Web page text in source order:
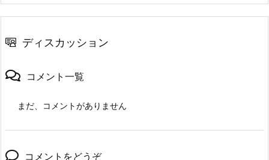
ディスカッション
コメント一覧
まだ、コメントがありません
コメントをどうぞ